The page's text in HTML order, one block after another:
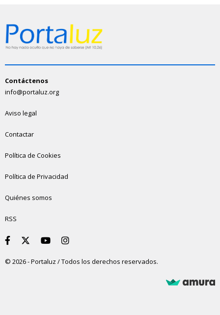
Contáctenos
info@portaluz.org
Aviso legal
Contactar
Política de Cookies
Política de Privacidad
Quiénes somos
RSS
© 2026 - Portaluz / Todos los derechos reservados.